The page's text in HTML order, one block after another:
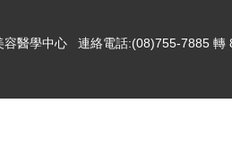
醫學中心 連絡電話:(08)755-7885 轉